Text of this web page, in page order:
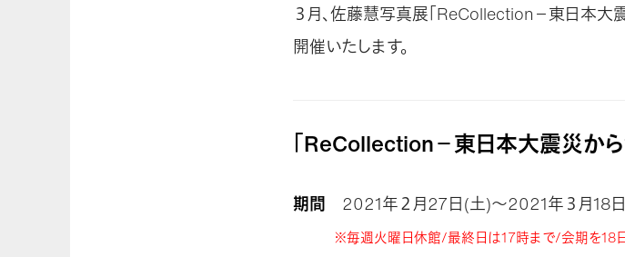
３月、佐藤慧写真展「ReCollection－東日本大
開催いたします。
「ReCollection－東日本大震災から
期間 2021年２月27日(土)〜2021年３月18
※毎週火曜日休館/最終日は17時まで/会期を18日